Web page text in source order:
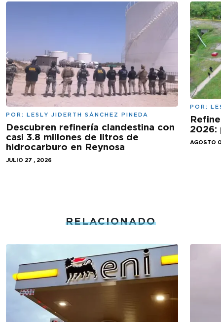
POR: LESLY JIDERTH SÁNCHEZ PINEDA
Descubren refinería clandestina con
casi 3.8 millones de litros de
hidrocarburo en Reynosa
JULIO 27 , 2026
POR:
2026:
AGOSTO
RELACIONADO